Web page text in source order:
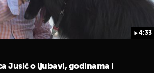
4:33
Jusić o ljubavi, godinama i